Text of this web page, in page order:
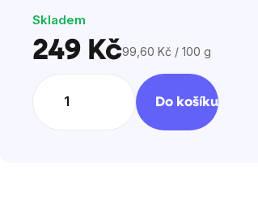
Skladem
249 KčMěrná
cena:
99,60 Kč / 100 g
Do košíku